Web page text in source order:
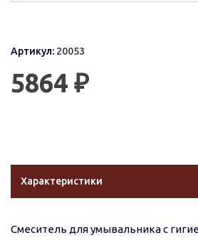
Артикул: 20053
5864 ₽
Характеристики
Смеситель для умывальника с